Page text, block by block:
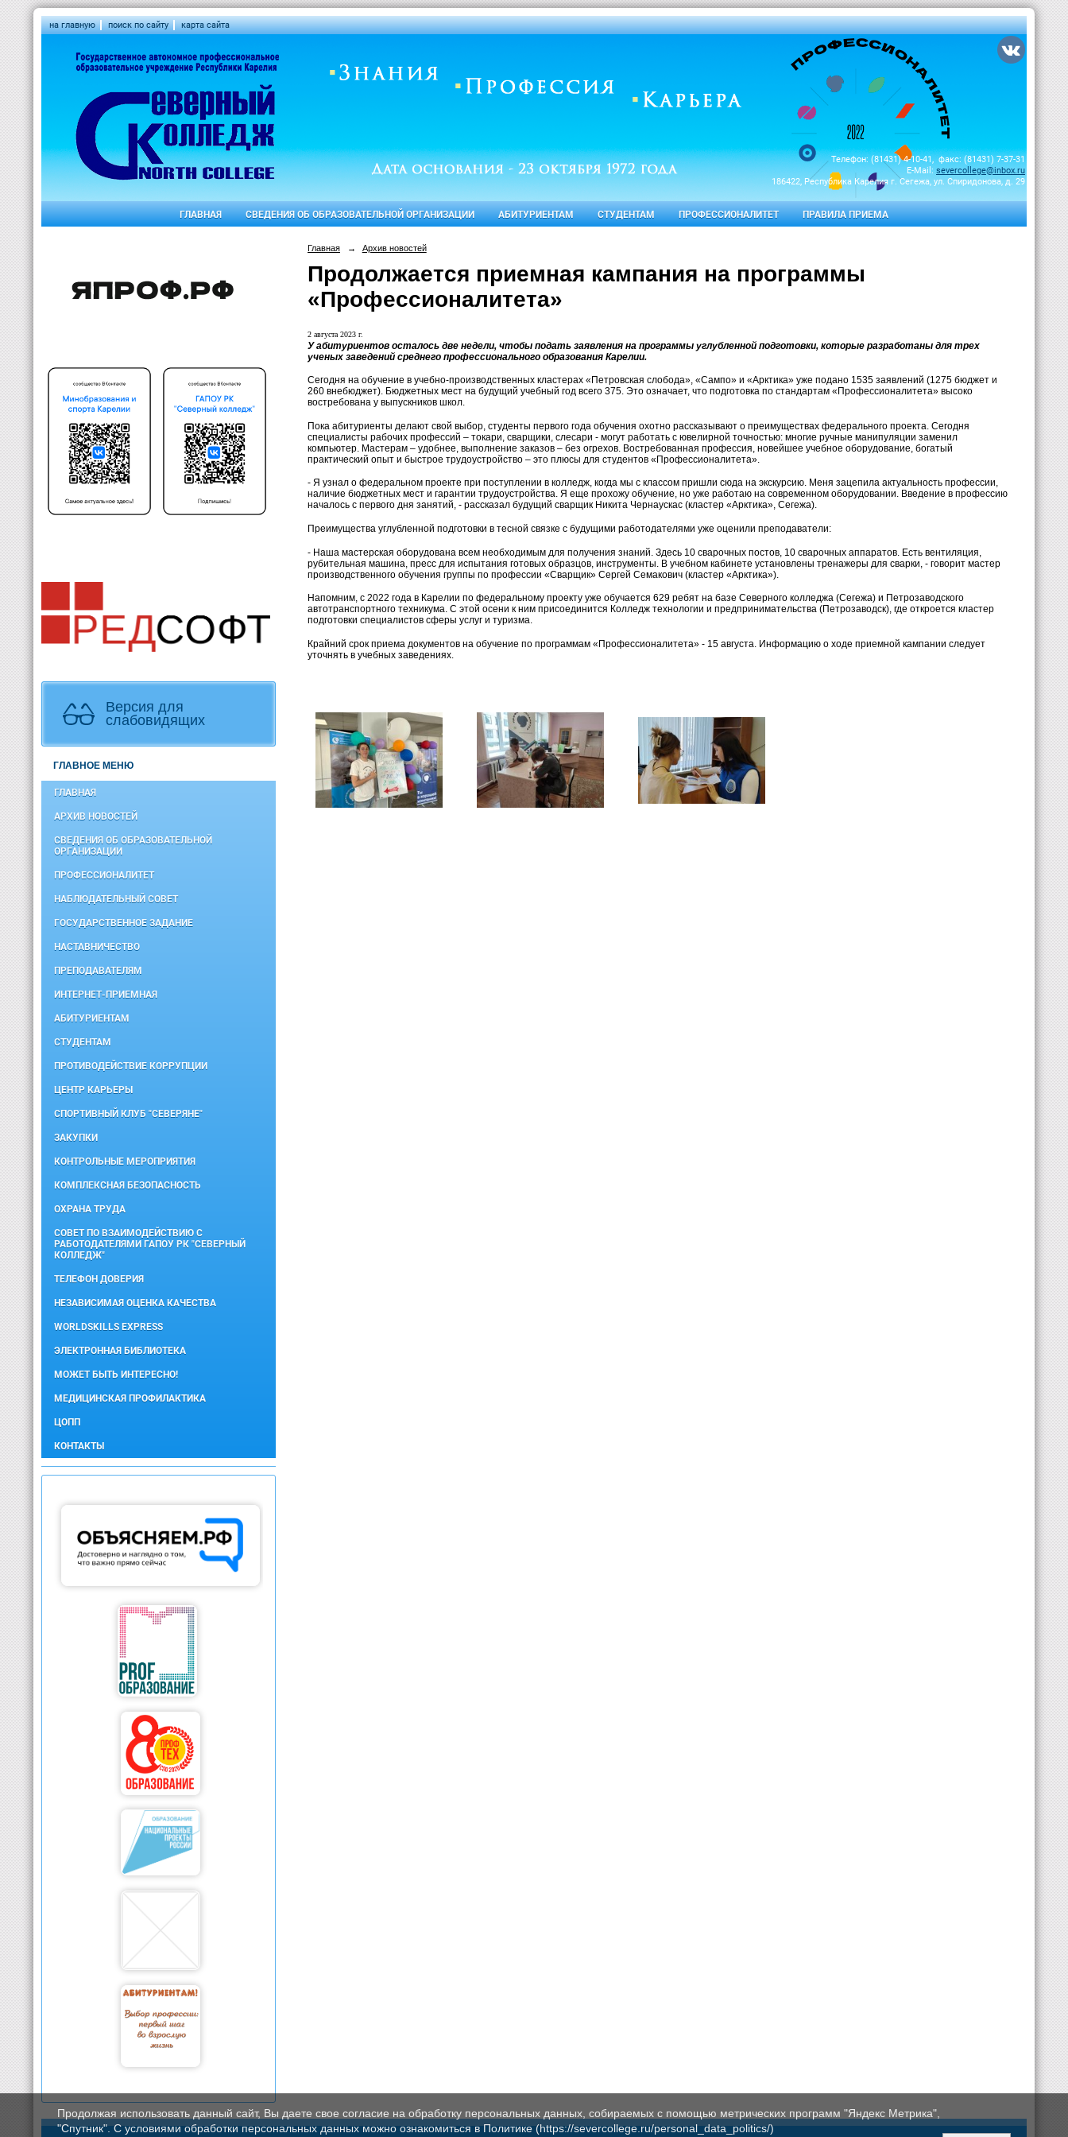
на главную поиск по сайту карта сайта
Телефон: (81431) 4-10-41, факс: (81431) 7-37-31
E-Mail: severcollege@inbox.ru
186422, Республика Карелия г. Сегежа, ул. Спиридонова, д. 29
ГЛАВНАЯ СВЕДЕНИЯ ОБ ОБРАЗОВАТЕЛЬНОЙ ОРГАНИЗАЦИИ АБИТУРИЕНТАМ СТУДЕНТАМ ПРОФЕССИОНАЛИТЕТ ПРАВИЛА ПРИЕМА
Версия для
слабовидящих
ГЛАВНОЕ МЕНЮ
ГЛАВНАЯ
АРХИВ НОВОСТЕЙ
СВЕДЕНИЯ ОБ ОБРАЗОВАТЕЛЬНОЙ
ОРГАНИЗАЦИИ
ПРОФЕССИОНАЛИТЕТ
НАБЛЮДАТЕЛЬНЫЙ СОВЕТ
ГОСУДАРСТВЕННОЕ ЗАДАНИЕ
НАСТАВНИЧЕСТВО
ПРЕПОДАВАТЕЛЯМ
ИНТЕРНЕТ-ПРИЕМНАЯ
АБИТУРИЕНТАМ
СТУДЕНТАМ
ПРОТИВОДЕЙСТВИЕ КОРРУПЦИИ
ЦЕНТР КАРЬЕРЫ
СПОРТИВНЫЙ КЛУБ "СЕВЕРЯНЕ"
ЗАКУПКИ
КОНТРОЛЬНЫЕ МЕРОПРИЯТИЯ
КОМПЛЕКСНАЯ БЕЗОПАСНОСТЬ
ОХРАНА ТРУДА
СОВЕТ ПО ВЗАИМОДЕЙСТВИЮ С
РАБОТОДАТЕЛЯМИ ГАПОУ РК "СЕВЕРНЫЙ
КОЛЛЕДЖ"
ТЕЛЕФОН ДОВЕРИЯ
НЕЗАВИСИМАЯ ОЦЕНКА КАЧЕСТВА
WORLDSKILLS EXPRESS
ЭЛЕКТРОННАЯ БИБЛИОТЕКА
МОЖЕТ БЫТЬ ИНТЕРЕСНО!
МЕДИЦИНСКАЯ ПРОФИЛАКТИКА
ЦОПП
КОНТАКТЫ
Главная → Архив новостей
Продолжается приемная кампания на программы
«Профессионалитета»
2 августа 2023 г.
У абитуриентов осталось две недели, чтобы подать заявления на программы углубленной подготовки, которые разработаны для трех
ученых заведений среднего профессионального образования Карелии.
Сегодня на обучение в учебно-производственных кластерах «Петровская слобода», «Сампо» и «Арктика» уже подано 1535 заявлений (1275 бюджет и
260 внебюджет). Бюджетных мест на будущий учебный год всего 375. Это означает, что подготовка по стандартам «Профессионалитета» высоко
востребована у выпускников школ.
Пока абитуриенты делают свой выбор, студенты первого года обучения охотно рассказывают о преимуществах федерального проекта. Сегодня
специалисты рабочих профессий – токари, сварщики, слесари - могут работать с ювелирной точностью: многие ручные манипуляции заменил
компьютер. Мастерам – удобнее, выполнение заказов – без огрехов. Востребованная профессия, новейшее учебное оборудование, богатый
практический опыт и быстрое трудоустройство – это плюсы для студентов «Профессионалитета».
- Я узнал о федеральном проекте при поступлении в колледж, когда мы с классом пришли сюда на экскурсию. Меня зацепила актуальность профессии,
наличие бюджетных мест и гарантии трудоустройства. Я еще прохожу обучение, но уже работаю на современном оборудовании. Введение в профессию
началось с первого дня занятий, - рассказал будущий сварщик Никита Чернаускас (кластер «Арктика», Сегежа).
Преимущества углубленной подготовки в тесной связке с будущими работодателями уже оценили преподаватели:
- Наша мастерская оборудована всем необходимым для получения знаний. Здесь 10 сварочных постов, 10 сварочных аппаратов. Есть вентиляция,
рубительная машина, пресс для испытания готовых образцов, инструменты. В учебном кабинете установлены тренажеры для сварки, - говорит мастер
производственного обучения группы по профессии «Сварщик» Сергей Семакович (кластер «Арктика»).
Напомним, с 2022 года в Карелии по федеральному проекту уже обучается 629 ребят на базе Северного колледжа (Сегежа) и Петрозаводского
автотранспортного техникума. С этой осени к ним присоединится Колледж технологии и предпринимательства (Петрозаводск), где откроется кластер
подготовки специалистов сферы услуг и туризма.
Крайний срок приема документов на обучение по программам «Профессионалитета» - 15 августа. Информацию о ходе приемной кампании следует
уточнять в учебных заведениях.
Продолжая использовать данный сайт, Вы даете свое согласие на обработку персональных данных, собираемых с помощью метрических программ "Яндекс Метрика",
"Спутник". С условиями обработки персональных данных можно ознакомиться в Политике (https://severcollege.ru/personal_data_politics/)